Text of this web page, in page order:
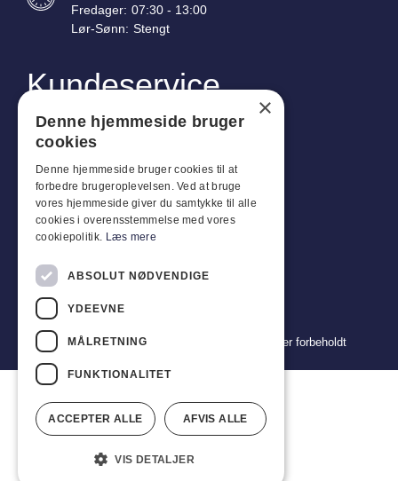
Fredager: 07:30 - 13:00
Lør-Sønn: Stengt
Kundeservice
CVR: 17261436
E-post: vb@viggobendz.dk
Quicklinks
Vilkår og betingelser for salg og levering
Copyright 2024 © Viggo Bendz. Alle rettigheter forbeholdt
×
Denne hjemmeside bruger
cookies
Denne hjemmeside bruger cookies til at
forbedre brugeroplevelsen. Ved at bruge
vores hjemmeside giver du samtykke til alle
cookies i overensstemmelse med vores
cookiepolitik. Læs mere
ABSOLUT NØDVENDIGE
YDEEVNE
MÅLRETNING
FUNKTIONALITET
ACCEPTER ALLE AFVIS ALLE
VIS DETALJER